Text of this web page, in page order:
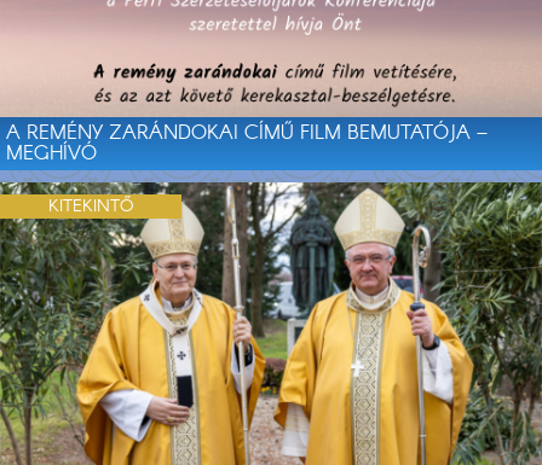
A REMÉNY ZARÁNDOKAI CÍMŰ FILM BEMUTATÓJA –
MEGHÍVÓ
KITEKINTŐ